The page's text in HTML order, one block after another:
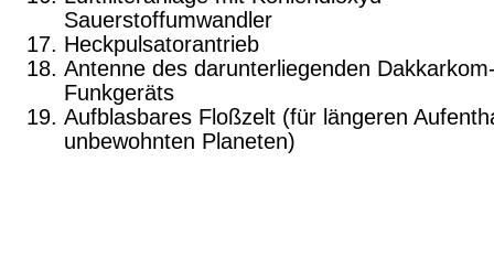
Sauerstoffumwandler
Heckpulsatorantrieb
Antenne des darunterliegenden
Funkgeräts
Aufblasbares Floßzelt (für längeren
unbe­wohnten Planeten)